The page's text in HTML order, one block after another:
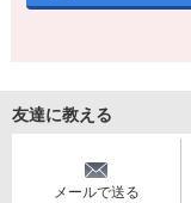
友達に教える
メールで送る